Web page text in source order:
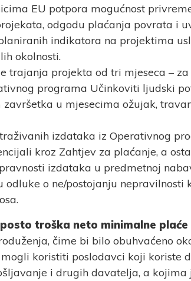
EU potpora mogućnost
odgodu plaćanja povrata i
indikatora na projektima
okolnosti.
trajanja projekta od tri mjeseca –
programa Učinkoviti ljudski
u mjesecima ožujak,
izdataka iz Operativnog
kroz Zahtjev za plaćanje, a
izdataka u predmetnoj
odluke o ne/postojanju nepravilnosti
troška neto minimalne
čime bi bilo obuhvaćeno
koristiti poslodavci koji koriste
i drugih davatelja, a kojima